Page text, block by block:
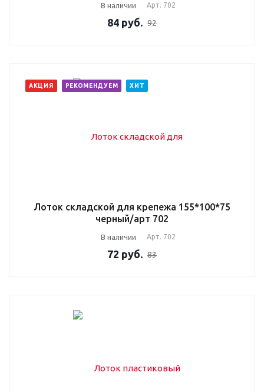
В наличии Арт. 702
84 руб. 92
АКЦИЯ РЕКОМЕНДУЕМ ХИТ
Лоток складской для крепежа 155*100*75
черный/арт 702
В наличии Арт. 702
72 руб. 83